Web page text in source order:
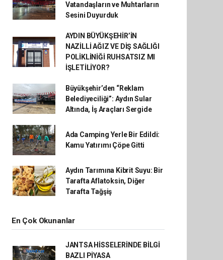
Vatandaşların ve Muhtarların
Sesini Duyurduk
AYDIN BÜYÜKŞEHİR’İN
NAZİLLİ AĞIZ VE DİŞ SAĞLIĞI
POLİKLİNİĞİ RUHSATSIZ MI
İŞLETİLİYOR?
Büyükşehir’den “Reklam
Belediyeciliği”: Aydın Sular
Altında, İş Araçları Sergide
Ada Camping Yerle Bir Edildi:
Kamu Yatırımı Çöpe Gitti
Aydın Tarımına Kibrit Suyu: Bir
Tarafta Aflatoksin, Diğer
Tarafta Tağşiş
En Çok Okunanlar
JANTSA HİSSELERİNDE BİLGİ
BAZLI PİYASA